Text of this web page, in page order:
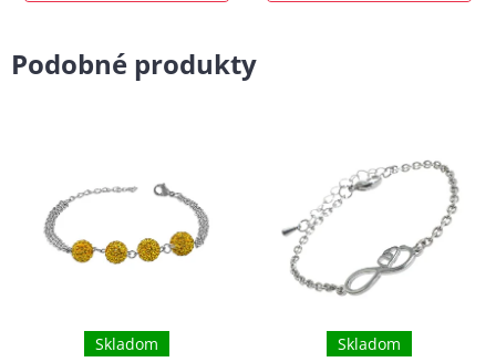
Podobné produkty
Skladom Skladom